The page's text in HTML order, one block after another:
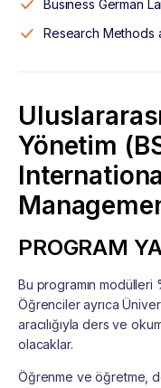
Business German
Research Methods
Yönetim
PROGRAM
Bu programın modülleri
Öğrenciler ayrıca
aracılığıyla ders ve
olacaklar.
Öğrenme ve öğretme,